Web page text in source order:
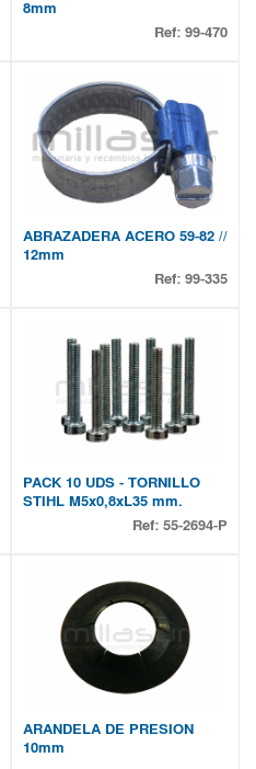
8mm
Ref: 99-470
ABRAZADERA ACERO 59-82 //
12mm
Ref: 99-335
PACK 10 UDS - TORNILLO
STIHL M5x0,8xL35 mm.
Ref: 55-2694-P
ARANDELA DE PRESION
10mm